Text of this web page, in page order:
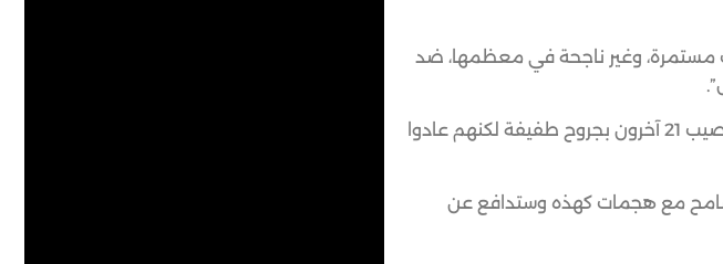
مستمرة، وغير ناجحة في معظمها، ضد
وبحسب البنتاغون، توفي مواطن أميركي إثر نوبة قلبية أثناء اختبائه خلال إحدى هذه الهجمات، وأصيب 21 آخرون بجروح طفيفة لكنهم عادوا
مع هجمات كهذه وستدافع عن